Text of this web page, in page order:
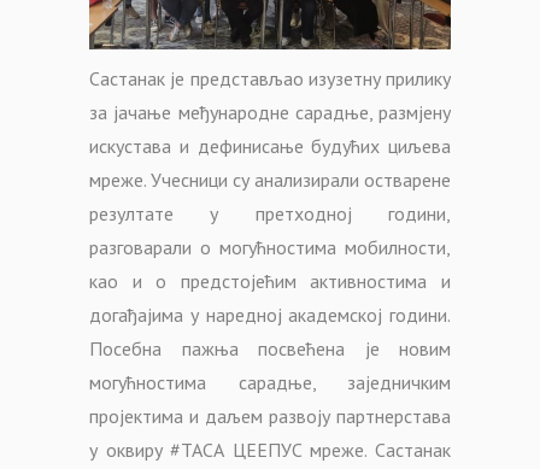
Састанак је представљао изузетну прилику
за јачање међународне сарадње, размјену
искустава и дефинисање будућих циљева
мреже. Учесници су анализирали остварене
резултате у претходној години,
разговарали о могућностима мобилности,
као и о предстојећим активностима и
догађајима у наредној академској години.
Посебна пажња посвећена је новим
могућностима сарадње, заједничким
пројектима и даљем развоју партнерстава
у оквиру #ТАСА ЦЕЕПУС мреже. Састанак